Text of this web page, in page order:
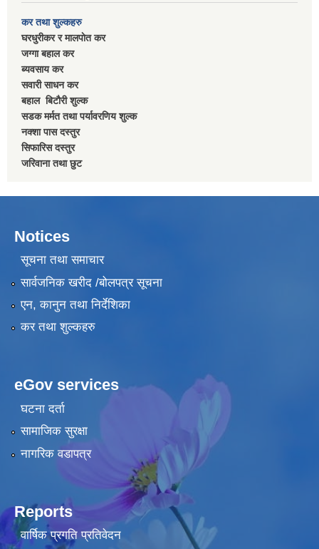
कर तथा शुल्कहरु
घरधुरीकर र मालपाेत कर
जग्गा बहाल कर
ब्यवसाय कर
सवारी साधन कर
बहाल बिटाैरी शुल्क
सडक मर्मत तथा पर्यावरणिय शुल्क
नक्शा पास दस्तुर
सिफारिस दस्तुर
जरिवाना तथा छुट
Notices
सूचना तथा समाचार
सार्वजनिक खरीद /बोलपत्र सूचना
एन, कानुन तथा निर्देशिका
कर तथा शुल्कहरु
eGov services
घटना दर्ता
सामाजिक सुरक्षा
नागरिक वडापत्र
Reports
वार्षिक प्रगति प्रतिवेदन